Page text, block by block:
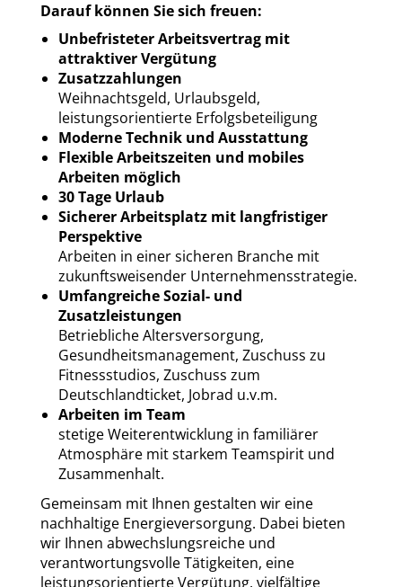
Darauf können Sie sich freuen:
Unbefristeter Arbeitsvertrag mit
attraktiver Vergütung
Zusatzzahlungen
Weihnachtsgeld, Urlaubsgeld,
leistungsorientierte Erfolgsbeteiligung
Moderne Technik und Ausstattung
Flexible Arbeitszeiten und mobiles
Arbeiten möglich
30 Tage Urlaub
Sicherer Arbeitsplatz mit langfristiger
Perspektive
Arbeiten in einer sicheren Branche mit
zukunftsweisender Unternehmensstrategie.
Umfangreiche Sozial- und
Zusatzleistungen
Betriebliche Altersversorgung,
Gesundheitsmanagement, Zuschuss zu
Fitnessstudios, Zuschuss zum
Deutschlandticket, Jobrad u.v.m.
Arbeiten im Team
stetige Weiterentwicklung in familiärer
Atmosphäre mit starkem Teamspirit und
Zusammenhalt.
Gemeinsam mit Ihnen gestalten wir eine
nachhaltige Energieversorgung. Dabei bieten
wir Ihnen abwechslungsreiche und
verantwortungsvolle Tätigkeiten, eine
leistungsorientierte Vergütung, vielfältige